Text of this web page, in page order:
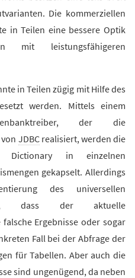
Die kommerziellen
in Teilen eine bessere Optik
mit leistungsfähigeren
in Teilen zügig mit Hilfe des
werden. Mittels einem
der die
JDBCrealisiert, werden die
in einzelnen
gekapselt. Allerdings
des universellen
dass der aktuelle
falsche Ergebnisse oder sogar
Fall bei der Abfrage der
für Tabellen. Aber auch die
sind ungenügend, da neben